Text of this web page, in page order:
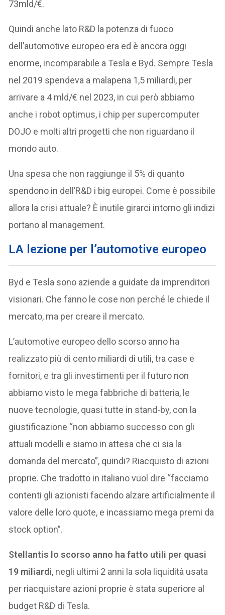
73mld/€.
Quindi anche lato R&D la potenza di fuoco
dell’automotive europeo era ed è ancora oggi
enorme, incomparabile a Tesla e Byd. Sempre Tesla
nel 2019 spendeva a malapena 1,5 miliardi, per
arrivare a 4 mld/€ nel 2023, in cui però abbiamo
anche i robot optimus, i chip per supercomputer
DOJO e molti altri progetti che non riguardano il
mondo auto.
Una spesa che non raggiunge il 5% di quanto
spendono in dell’R&D i big europei. Come è possibile
allora la crisi attuale? È inutile girarci intorno gli indizi
portano al management.
LA lezione per l’automotive europeo
Byd e Tesla sono aziende a guidate da imprenditori
visionari. Che fanno le cose non perché le chiede il
mercato, ma per creare il mercato.
L’automotive europeo dello scorso anno ha
realizzato più di cento miliardi di utili, tra case e
fornitori, e tra gli investimenti per il futuro non
abbiamo visto le mega fabbriche di batteria, le
nuove tecnologie, quasi tutte in stand-by, con la
giustificazione “non abbiamo successo con gli
attuali modelli e siamo in attesa che ci sia la
domanda del mercato”, quindi? Riacquisto di azioni
proprie. Che tradotto in italiano vuol dire “facciamo
contenti gli azionisti facendo alzare artificialmente il
valore delle loro quote, e incassiamo mega premi da
stock option”.
Stellantis lo scorso anno ha fatto utili per quasi
19 miliardi, negli ultimi 2 anni la sola liquidità usata
per riacquistare azioni proprie è stata superiore al
budget R&D di Tesla.